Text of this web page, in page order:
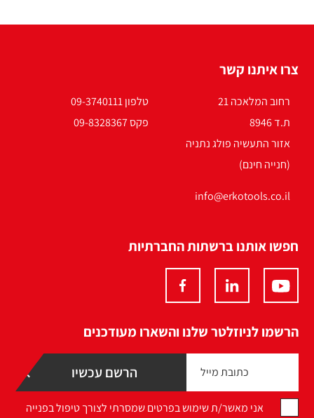
צרו איתנו קשר
רחוב המלאכה 21
ת.ד 8946
אזור התעשיה פולג נתניה
(חנייה חינם)
טלפון 09-3740111
פקס 09-8328367
info@erkotools.co.il
חפשו אותנו ברשתות החברתיות
הרשמו לניוזלטר שלנו והשארו מעודכנים
אני מאשר/ת שימוש בפרטים שמסרתי לצורך טיפול בפנייה